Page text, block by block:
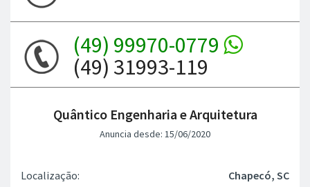
(49) 99970-0779
(49) 31993-119
Quântico Engenharia e Arquitetura
Anuncia desde: 15/06/2020
Localização: Chapecó, SC